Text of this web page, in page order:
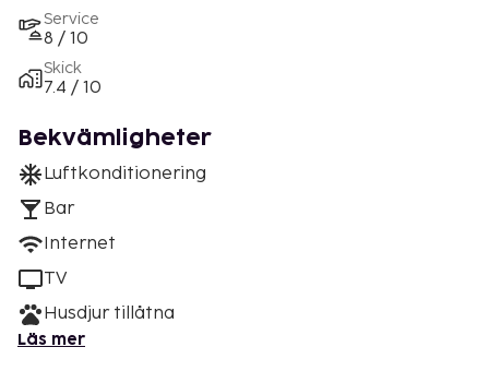
Service
8 / 10
Skick
7.4 / 10
Bekvämligheter
Luftkonditionering
Bar
Internet
TV
Husdjur tillåtna
Läs mer